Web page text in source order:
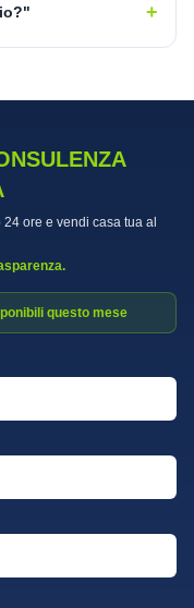
+
ore e vendi casa tua al
questo mese